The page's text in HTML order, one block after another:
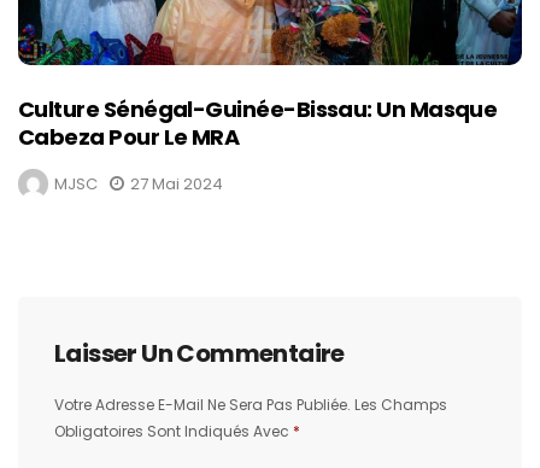
Culture Sénégal-Guinée-Bissau: Un Masque
Cabeza Pour Le MRA
MJSC 27 Mai 2024
Laisser Un Commentaire
Votre Adresse E-Mail Ne Sera Pas Publiée. Les Champs
Obligatoires Sont Indiqués Avec *